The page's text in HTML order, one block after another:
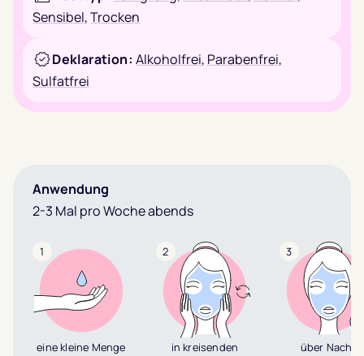
Sensibel,Trocken
Deklaration: Alkoholfrei, Parabenfrei,
Sulfatfrei
Anwendung
2-3 Mal pro Woche abends
1
eine kleine Menge
2
in kreisenden
3
über Nacht